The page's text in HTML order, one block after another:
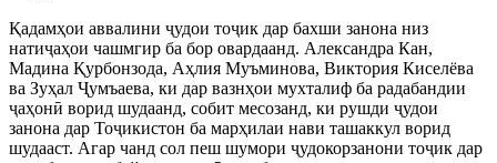
Қадамҳои аввалини ҷудои тоҷик дар бахши занона низ
натиҷаҳои чашмгир ба бор овардаанд. Александра Кан,
Мадина Қурбонзода, Аҳлия Муъминова, Виктория Киселёва
ва Зуҳал Ҷумъаева, ки дар вазнҳои мухталиф ба радабандии
ҷаҳонӣ ворид шудаанд, собит месозанд, ки рушди ҷудои
занона дар Тоҷикистон ба марҳилаи нави ташаккул ворид
шудааст. Агар чанд сол пеш шумори ҷудокорзанони тоҷик дар